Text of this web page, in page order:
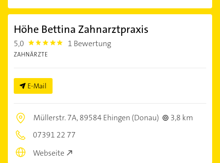
Höhe Bettina Zahnarztpraxis
5,0 5.0 1 Bewertung
ZAHNÄRZTE
E-Mail
Müllerstr. 7A,89584 Ehingen (Donau)
3,8 km
07391 22 77
Webseite